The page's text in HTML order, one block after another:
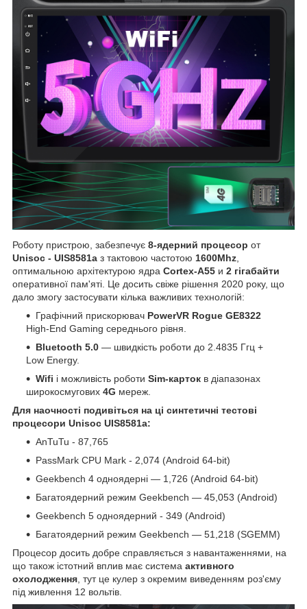
Роботу пристрою, забезпечує 8-ядерний процесор от
Unisoc - UIS8581a з тактовою частотою 1600Mhz
оптимальною архітектурою ядра Cortex-A55 и 2 гігабайти
оперативної пам'яті. Це досить свіже рішення 2020 року, що
дало змогу застосувати кілька важливих технологій:
Графічний прискорювач PowerVR Rogue GE8322
High-End Gaming середнього рівня.
Bluetooth 5.0 — швидкість роботи до 2.4835 Ггц +
Low Energy.
Wifi і можливість роботи Sim-карток в діапазонах
широкосмугових 4G мереж.
Для наочності подивіться на ці синтетичні тестові
процесори Unisoc UIS8581a:
AnTuTu - 87,765
PassMark CPU Mark - 2,074 (Android 64-bit)
Geekbench 4 одноядерні — 1,726 (Android 64-bit)
Багатоядерний режим Geekbench — 45,053 (Android)
Geekbench 5 одноядерний - 349 (Android)
Багатоядерний режим Geekbench — 51,218 (SGEMM)
Процесор досить добре справляється з навантаженнями, на
що також істотний вплив має система активного
охолодження , тут це кулер з окремим виведенням роз'єму
під живлення 12 вольтів.